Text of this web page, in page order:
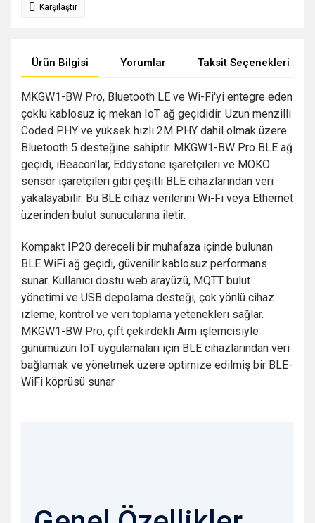
Karşılaştır
Ürün Bilgisi Yorumlar Taksit Seçenekleri
MKGW1-BW Pro, Bluetooth LE ve Wi-Fi'yi entegre eden
çoklu kablosuz iç mekan IoT ağ geçididir. Uzun menzilli
Coded PHY ve yüksek hızlı 2M PHY dahil olmak üzere
Bluetooth 5 desteğine sahiptir. MKGW1-BW Pro BLE ağ
geçidi, iBeacon'lar, Eddystone işaretçileri ve MOKO
sensör işaretçileri gibi çeşitli BLE cihazlarından veri
yakalayabilir. Bu BLE cihaz verilerini Wi-Fi veya Ethernet
üzerinden bulut sunucularına iletir.
Kompakt IP20 dereceli bir muhafaza içinde bulunan
BLE WiFi ağ geçidi, güvenilir kablosuz performans
sunar. Kullanıcı dostu web arayüzü, MQTT bulut
yönetimi ve USB depolama desteği, çok yönlü cihaz
izleme, kontrol ve veri toplama yetenekleri sağlar.
MKGW1-BW Pro, çift çekirdekli Arm işlemcisiyle
günümüzün IoT uygulamaları için BLE cihazlarından veri
bağlamak ve yönetmek üzere optimize edilmiş bir BLE-
WiFi köprüsü sunar